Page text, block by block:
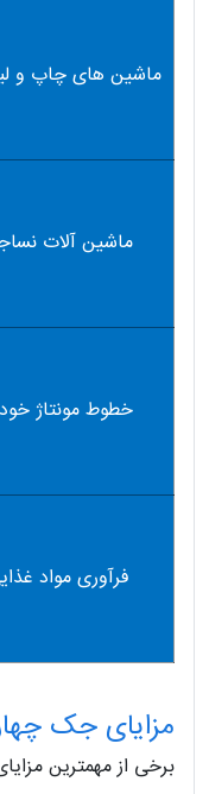
ماشین های چاپ و
ماشین آلات
خطوط مونتاژ
فرآوری مواد
مزایای جک
برخی از مهمترین